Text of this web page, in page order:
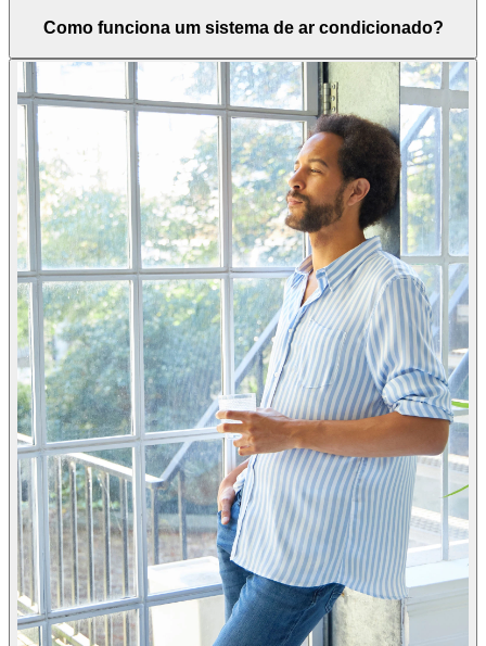
Como funciona um sistema de ar condicionado?